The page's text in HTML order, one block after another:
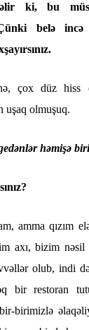
ki, bu
belə incə
çox düz hiss
uşaq olmuşuq.
həmişə
amma qızım
axı, bizim
olub, indi
bir restoran
birimizlə